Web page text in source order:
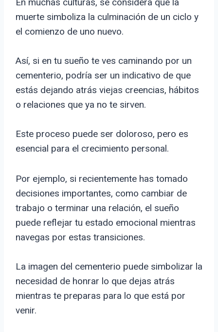
En muchas culturas, se considera que la
muerte simboliza la culminación de un ciclo y
el comienzo de uno nuevo.
Así, si en tu sueño te ves caminando por un
cementerio, podría ser un indicativo de que
estás dejando atrás viejas creencias, hábitos
o relaciones que ya no te sirven.
Este proceso puede ser doloroso, pero es
esencial para el crecimiento personal.
Por ejemplo, si recientemente has tomado
decisiones importantes, como cambiar de
trabajo o terminar una relación, el sueño
puede reflejar tu estado emocional mientras
navegas por estas transiciones.
La imagen del cementerio puede simbolizar la
necesidad de honrar lo que dejas atrás
mientras te preparas para lo que está por
venir.